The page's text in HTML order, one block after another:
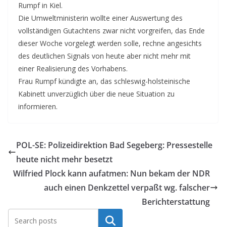
Rumpf in Kiel.
Die Umweltministerin wollte einer Auswertung des
vollständigen Gutachtens zwar nicht vorgreifen, das Ende
dieser Woche vorgelegt werden solle, rechne angesichts
des deutlichen Signals von heute aber nicht mehr mit
einer Realisierung des Vorhabens.
Frau Rumpf kündigte an, das schleswig-holsteinische
Kabinett unverzüglich über die neue Situation zu
informieren.
POL-SE: Polizeidirektion Bad Segeberg: Pressestelle
heute nicht mehr besetzt
Wilfried Plock kann aufatmen: Nun bekam der NDR
auch einen Denkzettel verpaßt wg. falscher
Berichterstattung
Suchen